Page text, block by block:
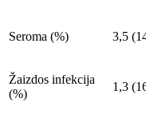
Seroma (%) 3,5
Žaizdos infekcija
(%)
1,3